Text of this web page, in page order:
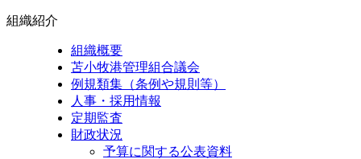
組織紹介
組織概要
苫小牧港管理組合議会
例規類集（条例や規則等）
人事・採用情報
定期監査
財政状況
予算に関する公表資料